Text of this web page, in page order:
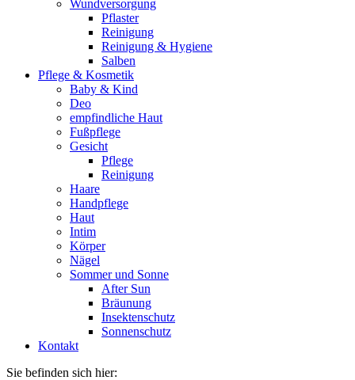
Wundversorgung
Pflaster
Reinigung
Reinigung & Hygiene
Salben
Pflege & Kosmetik
Baby & Kind
Deo
empfindliche Haut
Fußpflege
Gesicht
Pflege
Reinigung
Haare
Handpflege
Haut
Intim
Körper
Nägel
Sommer und Sonne
After Sun
Bräunung
Insektenschutz
Sonnenschutz
Kontakt
Sie befinden sich hier: